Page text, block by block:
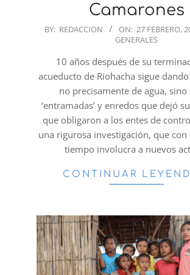
Camarones
2025-
BY: REDACCION ON: 27 FEBRERO,
GENERALES
10 años después de su
acueducto de Riohacha sigue dando
no precisamente de agua, sino
‘entramadas’ y enredos que dejó
que obligaron a los entes de
una rigurosa investigación, que con
tiempo involucra a nuevos
CONTINUAR